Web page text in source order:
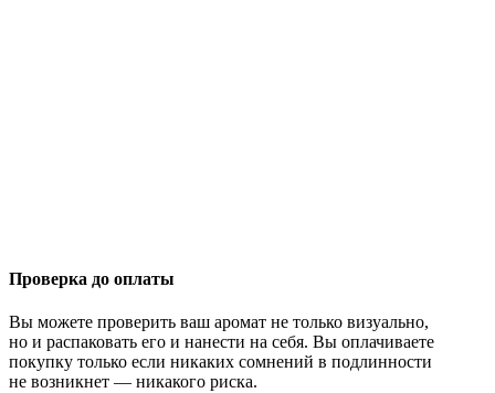
Проверка до оплаты
Вы можете проверить ваш аромат не только визуально,
но и распаковать его и нанести на себя. Вы оплачиваете
покупку только если никаких сомнений в подлинности
не возникнет — никакого риска.